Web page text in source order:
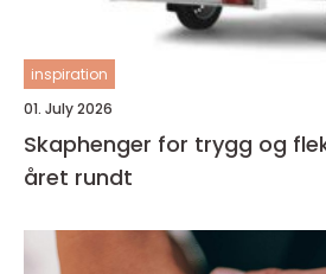
inspiration
01. July 2026
Skaphenger for trygg og
året rundt